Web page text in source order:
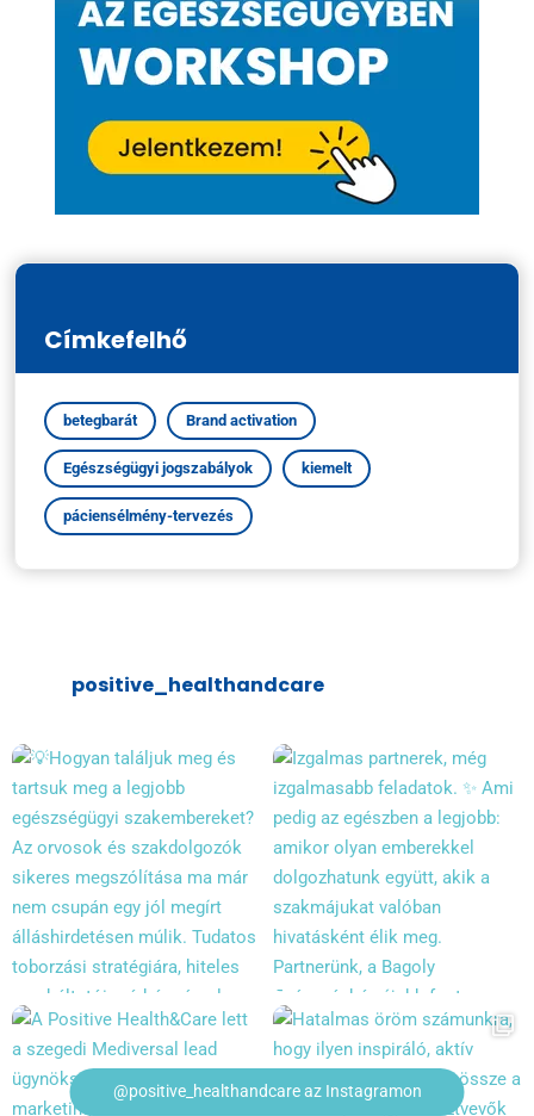
Címkefelhő
betegbarát Brand activation
Egészségügyi jogszabályok kiemelt
páciensélmény-tervezés
@positive_healthandcare az Instagramon
positive_healthandcare